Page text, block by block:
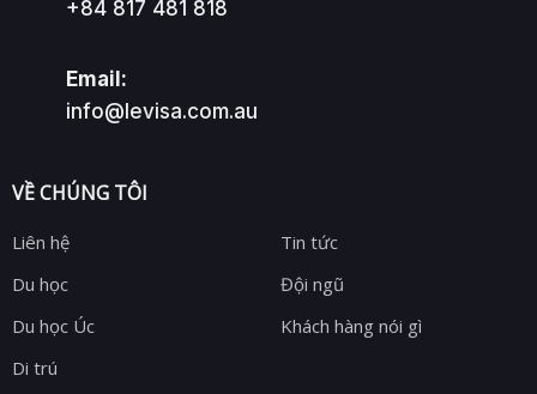
+84 817 481 818
Email:
info@levisa.com.au
VỀ CHÚNG TÔI
Liên hệ
Du học
Du học Úc
Di trú
Tin tức
Đội ngũ
Khách hàng nói gì